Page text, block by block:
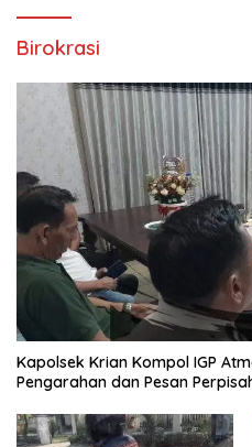
Birokrasi
Kapolsek Krian Kompol IGP
Pengarahan dan Pesan